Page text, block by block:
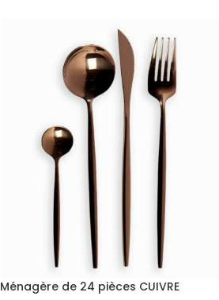
Ménagère de 24 pièces CUIVRE